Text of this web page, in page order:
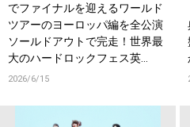
でファイナルを迎えるワールド
ツアーのヨーロッパ編を全公演
ソールドアウトで完走！世界最
大のハードロックフェス英
『Download Festival』でも熱
2026/6/15